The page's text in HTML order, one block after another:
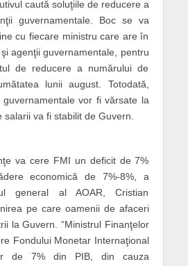
caută soluţiile de redu­cere a
guvernamentale. Boc se va
cu fiecare ministru care are în
agenţii guvernamentale, pentru
de reducere a numărului de
lunii august. Totodată,
guvernamentale vor fi vărsate la
salarii va fi stabilit de Guvern.
va cere FMI un deficit de 7%
economică de 7%-8%, a
general al AOAR, Cristian
pe care oamenii de afaceri
la Guvern. “Minis­trul Finanţelor
Fondului Monetar Internaţional
de 7% din PIB, din cauza